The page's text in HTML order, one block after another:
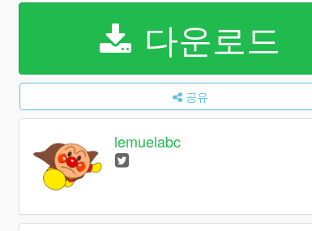
다운로드
공유
lemuelabc